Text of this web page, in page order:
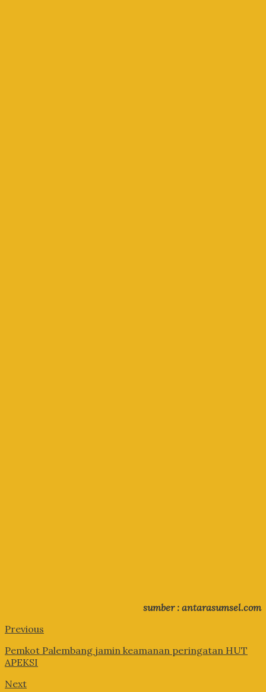
sumber : antarasumsel.com
Previous
Pemkot Palembang jamin keamanan peringatan HUT
APEKSI
Next